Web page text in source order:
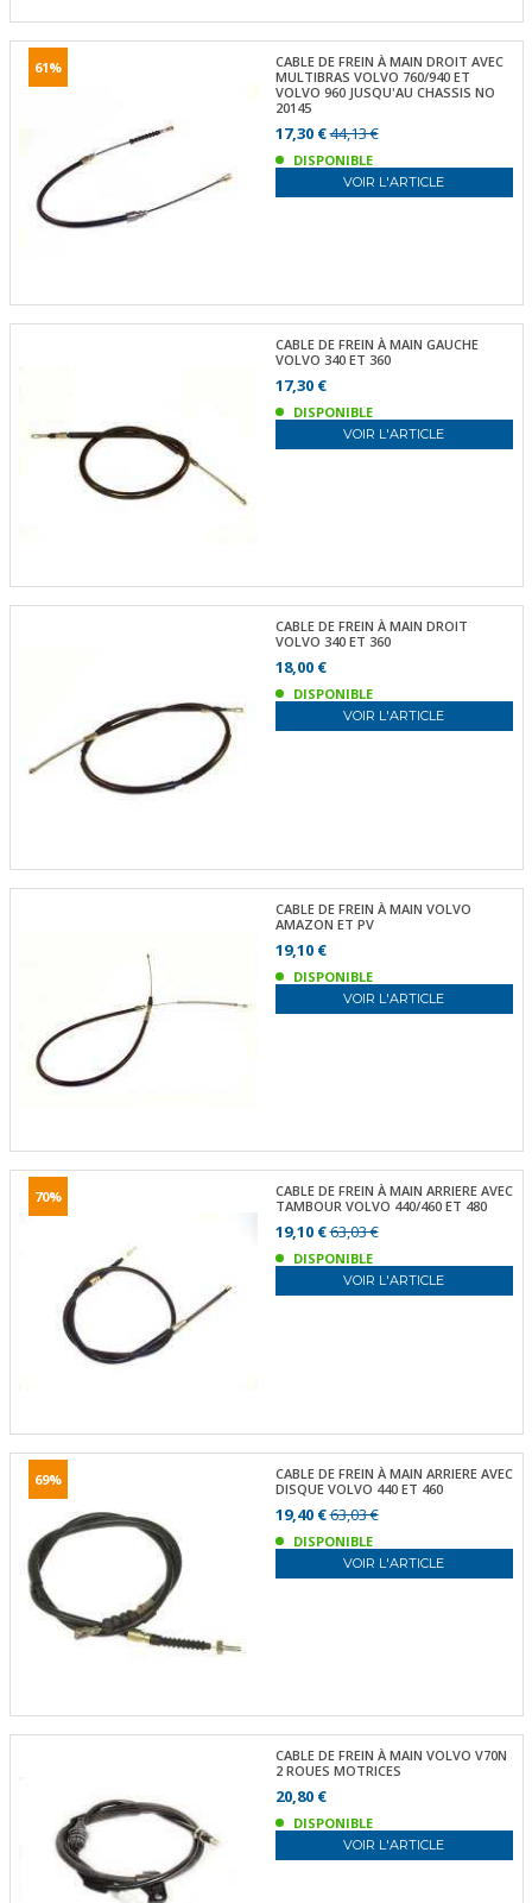
61%
CABLE DE FREIN À MAIN DROIT AVEC
MULTIBRAS VOLVO 760/940 ET
VOLVO 960 JUSQU'AU CHASSIS NO
20145
17,30 €44,13 €
DISPONIBLE
VOIR L'ARTICLE
CABLE DE FREIN À MAIN GAUCHE
VOLVO 340 ET 360
17,30 €
DISPONIBLE
VOIR L'ARTICLE
CABLE DE FREIN À MAIN DROIT
VOLVO 340 ET 360
18,00 €
DISPONIBLE
VOIR L'ARTICLE
CABLE DE FREIN À MAIN VOLVO
AMAZON ET PV
19,10 €
DISPONIBLE
VOIR L'ARTICLE
70%
CABLE DE FREIN À MAIN ARRIERE AVEC
TAMBOUR VOLVO 440/460 ET 480
19,10 €63,03 €
DISPONIBLE
VOIR L'ARTICLE
69%
CABLE DE FREIN À MAIN ARRIERE AVEC
DISQUE VOLVO 440 ET 460
19,40 €63,03 €
DISPONIBLE
VOIR L'ARTICLE
CABLE DE FREIN À MAIN VOLVO V70N
2 ROUES MOTRICES
20,80 €
DISPONIBLE
VOIR L'ARTICLE